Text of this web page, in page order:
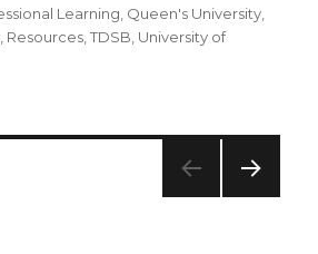
Learning Queen's University
Resources ,TDSB University of